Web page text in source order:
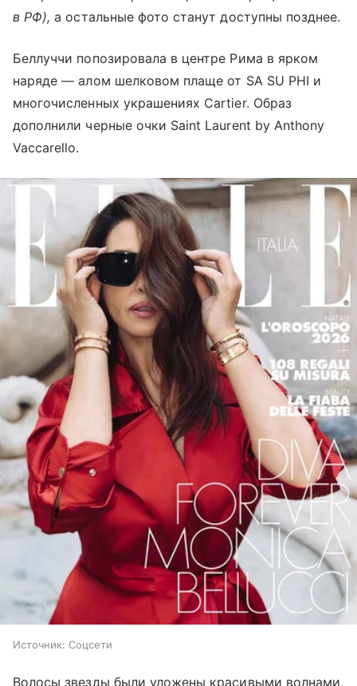
в РФ), а остальные фото станут доступны позднее.
Беллуччи попозировала в центре Рима в ярком
наряде — алом шелковом плаще от SA SU PHI и
многочисленных украшениях Cartier. Образ
дополнили черные очки Saint Laurent by Anthony
Vaccarello.
Источник: Соцсети
Волосы звезды были уложены красивыми волнами,